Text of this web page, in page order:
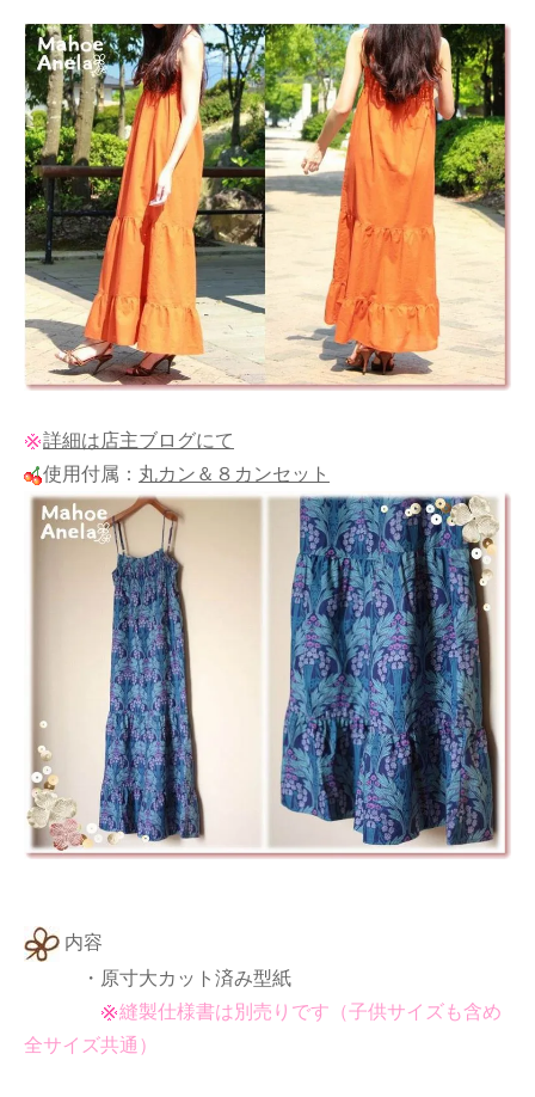
詳細は店主ブログにて
使用付属： 丸カン＆８カンセット
内容
・原寸大カット済み型紙
縫製仕様書は別売りです（子供サイズも含め
全サイズ共通）